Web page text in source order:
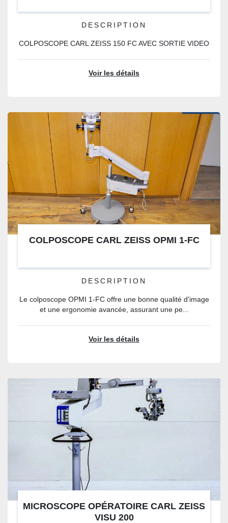
DESCRIPTION
COLPOSCOPE CARL ZEISS 150 FC AVEC SORTIE VIDEO
Voir les détails
COLPOSCOPE CARL ZEISS OPMI 1-FC
DESCRIPTION
Le colposcope OPMI 1-FC offre une bonne qualité d'image
et une ergonomie avancée, assurant une pe...
Voir les détails
MICROSCOPE OPÉRATOIRE CARL ZEISS
VISU 200